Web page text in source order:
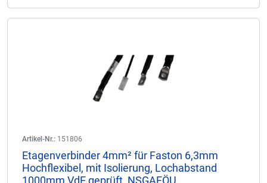
Artikel-Nr.: 151806
Etagenverbinder 4mm² für Faston 6,3mm
Hochflexibel, mit Isolierung, Lochabstand
1000mm VdE geprüft, NSGAFÖU